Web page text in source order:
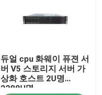
듀얼 cpu 화웨이 퓨젼 서
버 V5 스토리지 서버 가
상화 호스트 2U명
2288H명